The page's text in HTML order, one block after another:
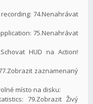
74.Nenahrávat
75.Nenahrávat
HUD na Action!
zaznamenaný
místo na disku:
79.Zobrazit Živý